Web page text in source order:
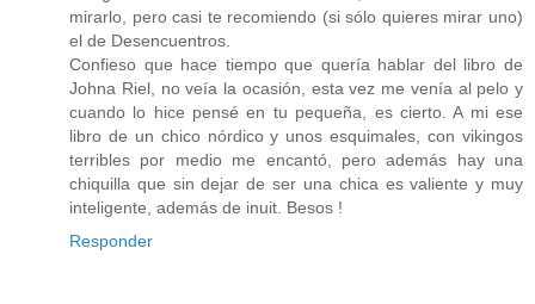
mirarlo, pero casi te recomiendo (si sólo quieres mirar uno)
el de Desencuentros.
Confieso que hace tiempo que quería hablar del libro de
Johna Riel, no veía la ocasión, esta vez me venía al pelo y
cuando lo hice pensé en tu pequeña, es cierto. A mi ese
libro de un chico nórdico y unos esquimales, con vikingos
terribles por medio me encantó, pero además hay una
chiquilla que sin dejar de ser una chica es valiente y muy
inteligente, además de inuit. Besos !
Responder